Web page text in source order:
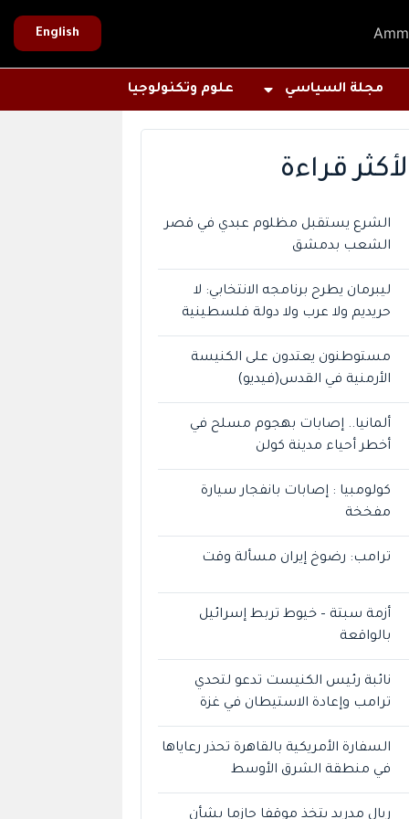
English
مجلة السياسي علوم وتكنولوجيا
قراءة
الشرع يستقبل مظلوم عبدي في قصر
الشعب بدمشق
ليبرمان يطرح برنامجه الانتخابي: لا
حريديم ولا عرب ولا دولة فلسطينية
مستوطنون يعتدون على الكنيسة
الأرمنية في القدس(فيديو)
ألمانيا.. إصابات بهجوم مسلح في
أخطر أحياء مدينة كولن
كولومبيا : إصابات بانفجار سيارة
مفخخة
ترامب: رضوخ إيران مسألة وقت
أزمة سبتة – خيوط تربط إسرائيل
بالواقعة
نائبة رئيس الكنيست تدعو لتحدي
ترامب وإعادة الاستيطان في غزة
السفارة الأمريكية بالقاهرة تحذر رعاياها
في منطقة الشرق الأوسط
ريال مدريد يتخذ موقفا حازما بشأن